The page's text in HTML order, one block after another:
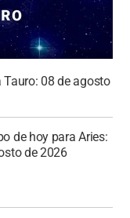
08 de agosto
de hoy para Aries:
de 2026